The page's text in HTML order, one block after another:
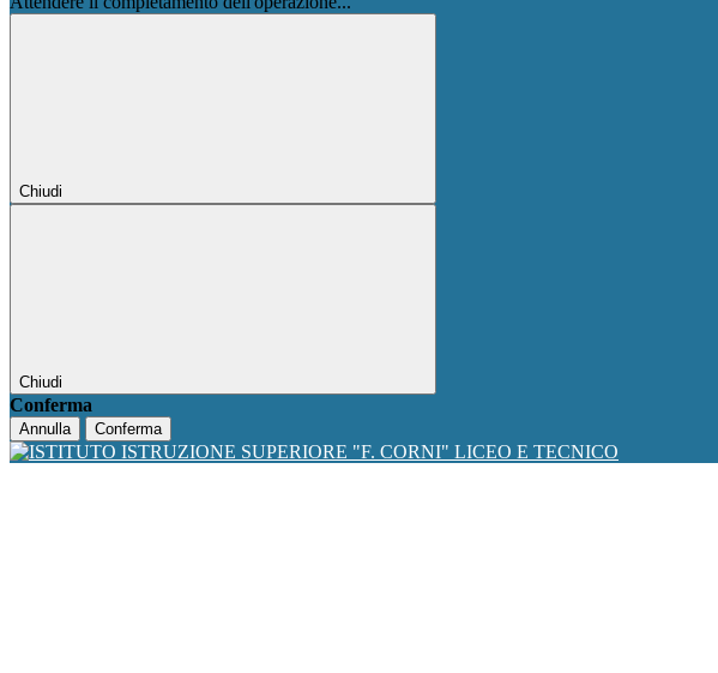
Chiudi
Chiudi
Conferma
Annulla Conferma